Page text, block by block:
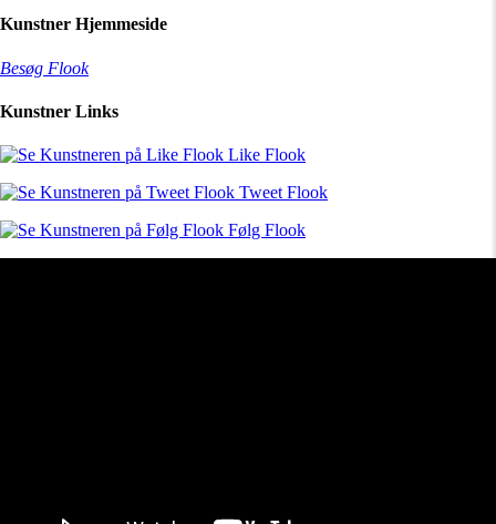
Kunstner Hjemmeside
Besøg Flook
Kunstner Links
Like Flook
Tweet Flook
Følg Flook